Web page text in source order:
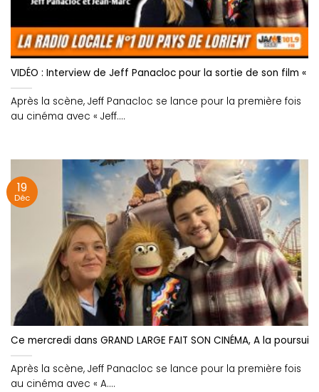
VIDÉO : Interview de Jeff Panacloc pour la sortie de son film «
Après la scène, Jeff Panacloc se lance pour la première fois
au cinéma avec « Jeff....
Ce mercredi dans GRAND LARGE FAIT SON CINÉMA, A la
Après la scène, Jeff Panacloc se lance pour la première fois
au cinéma avec « A....
19
Déc